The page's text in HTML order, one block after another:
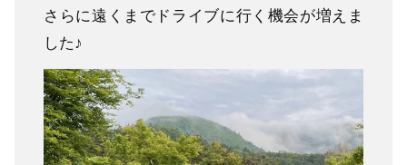
さらに遠くまでドライブに行く機会が増えま
した♪